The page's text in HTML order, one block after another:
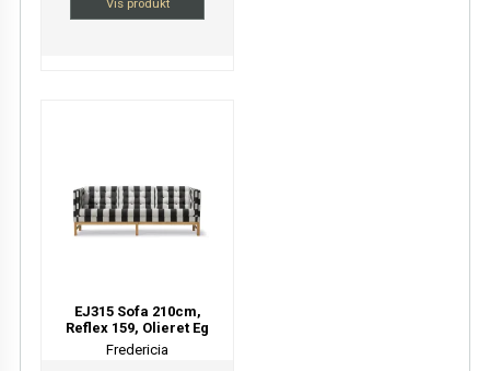
EJ315 Sofa 210cm,
Reflex 159, Olieret Eg
Fredericia